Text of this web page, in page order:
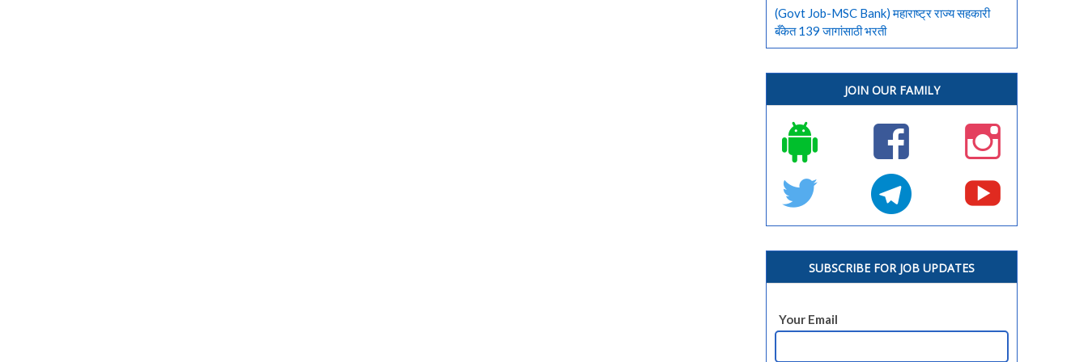
(Govt Job-MSC Bank) महाराष्ट्र राज्य सहकारी
बँकेत 139 जागांसाठी भरती
JOIN OUR FAMILY
SUBSCRIBE FOR JOB UPDATES
Your Email